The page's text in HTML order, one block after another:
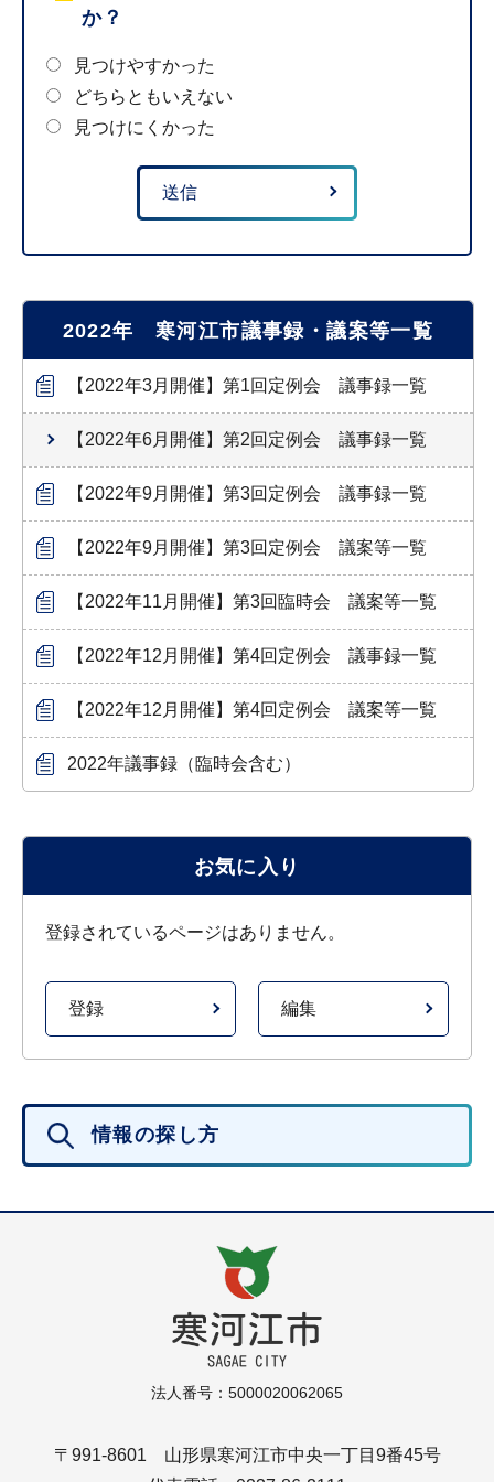
か？
見つけやすかった
どちらともいえない
見つけにくかった
2022年 寒河江市議事録・議案等一覧
【2022年3月開催】第1回定例会 議事録一覧
【2022年6月開催】第2回定例会 議事録一覧
【2022年9月開催】第3回定例会 議事録一覧
【2022年9月開催】第3回定例会 議案等一覧
【2022年11月開催】第3回臨時会 議案等一覧
【2022年12月開催】第4回定例会 議事録一覧
【2022年12月開催】第4回定例会 議案等一覧
2022年議事録（臨時会含む）
お気に入り
登録されているページはありません。
登録 編集
情報の探し方
法人番号：5000020062065
〒991-8601 山形県寒河江市中央一丁目9番45号